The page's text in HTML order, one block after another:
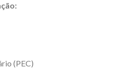
(PEC)